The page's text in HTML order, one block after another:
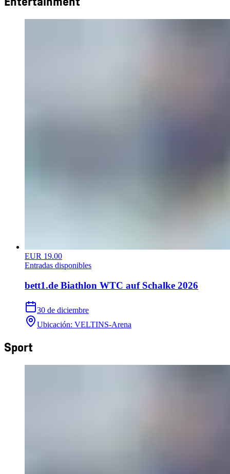
EUR 19.00
Entradas disponibles
bett1.de Biathlon WTC auf Schalke 2026
30 de diciembre
Ubicación: VELTINS-Arena
Sport